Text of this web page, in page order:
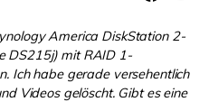
America DiskStation 2-
DS215j) mit RAID 1-
Ich habe gerade versehentlich
Videos gelöscht. Gibt es eine